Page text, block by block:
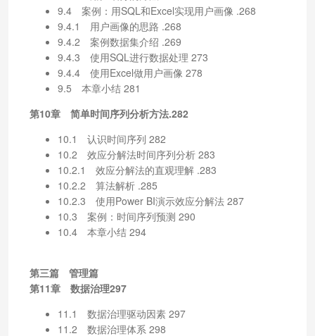
9.4 案例：用SQL和Excel实现用户画像 .268
9.4.1 用户画像的思路 .268
9.4.2 案例数据集介绍 .269
9.4.3 使用SQL进行数据处理 273
9.4.4 使用Excel做用户画像 278
9.5 本章小结 281
第10章 简单时间序列分析方法.282
10.1 认识时间序列 282
10.2 效应分解法时间序列分析 283
10.2.1 效应分解法的直观理解 .283
10.2.2 算法解析 .285
10.2.3 使用Power BI演示效应分解法 287
10.3 案例：时间序列预测 290
10.4 本章小结 294
第三篇 管理篇
第11章 数据治理297
11.1 数据治理驱动因素 297
11.2 数据治理体系 298